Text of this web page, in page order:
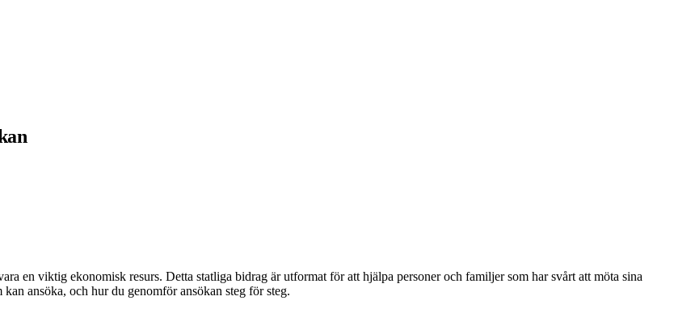
en viktig ekonomisk resurs. Detta statliga bidrag är utformat för att hjälpa personer och familjer som har svårt att möta sina
ansöka, och hur du genomför ansökan steg för steg.